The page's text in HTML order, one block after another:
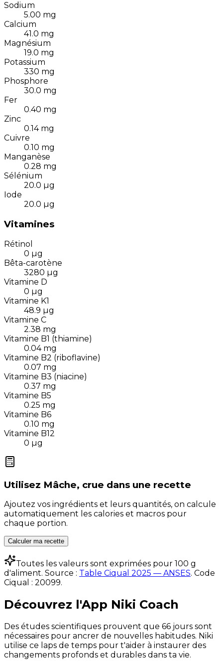
Sodium
5.00 mg
Calcium
41.0 mg
Magnésium
19.0 mg
Potassium
330 mg
Phosphore
30.0 mg
Fer
0.40 mg
Zinc
0.14 mg
Cuivre
0.10 mg
Manganèse
0.28 mg
Sélénium
20.0 µg
Iode
20.0 µg
Vitamines
Rétinol
0 µg
Bêta-carotène
3280 µg
Vitamine D
0 µg
Vitamine K1
48.9 µg
Vitamine C
2.38 mg
Vitamine B1 (thiamine)
0.04 mg
Vitamine B2 (riboflavine)
0.07 mg
Vitamine B3 (niacine)
0.37 mg
Vitamine B5
0.25 mg
Vitamine B6
0.10 mg
Vitamine B12
0 µg
Utilisez Mâche, crue dans une recette
Ajoutez vos ingrédients et leurs quantités, on calcule
automatiquement les calories et macros pour
chaque portion.
Calculer ma recette
Toutes les valeurs sont exprimées pour 100 g
d'aliment. Source : Table Ciqual 2025 — ANSES. Code
Ciqual : 20099.
Découvrez l'App Niki Coach
Des études scientifiques prouvent que 66 jours sont
nécessaires pour ancrer de nouvelles habitudes. Niki
utilise ce laps de temps pour t'aider à instaurer des
changements profonds et durables dans ta vie.